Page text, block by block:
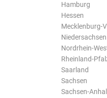
Hamburg
Hessen
Mecklenburg-
Niedersachsen
Nordrhein-
Rheinland-
Saarland
Sachsen
Sachsen-